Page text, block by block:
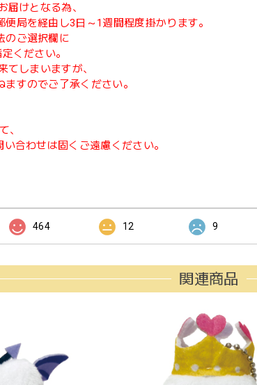
届けとなる為、
局を経由し3日～1週間程度掛かります。
のご選択欄に
ください。
てしまいますが、
すのでご了承ください。
、
合わせは固くご遠慮ください。
464 12 9
関連商品